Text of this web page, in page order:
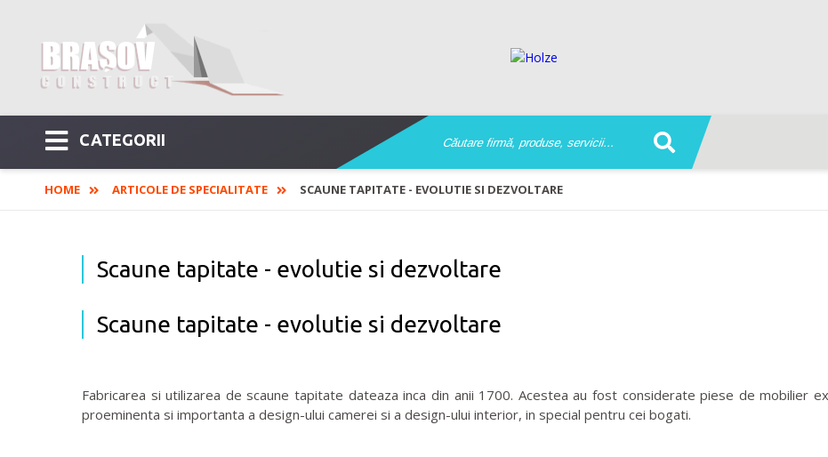
CATEGORII
HOME ARTICOLE DE SPECIALITATE SCAUNE TAPITATE - EVOLUTIE SI DEZVOLTARE
Scaune tapitate - evolutie si dezvoltare
Scaune tapitate - evolutie si dezvoltare
Fabricarea si utilizarea de scaune tapitate dateaza inca din anii 1700. Acestea au fost considerate piese de mobilier
proeminenta si importanta a design-ului camerei si a design-ului interior, in special pentru cei bogati.